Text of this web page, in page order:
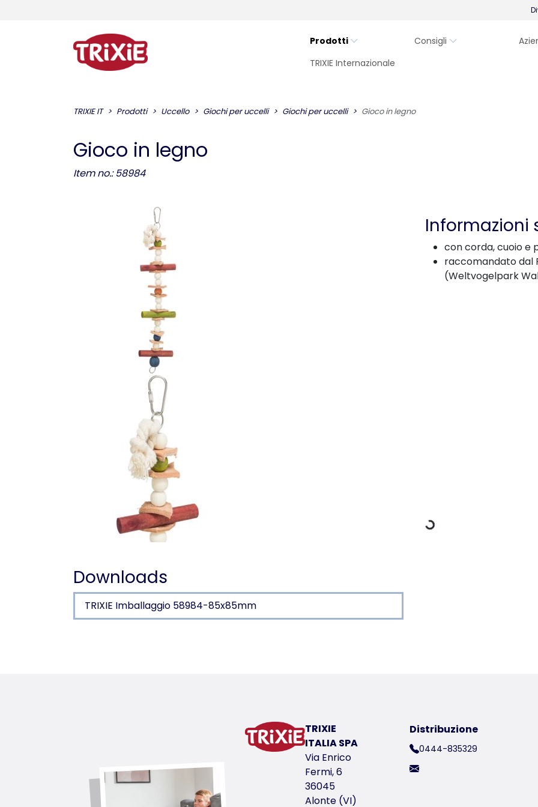
Prodotti Consigli
TRIXIE Internazionale
TRIXIE IT Prodotti Uccello Giochi per uccelli Giochi per uccelli Gioco in legno
Gioco in legno
Item no.: 58984
Informazioni
con corda, cuoio e
raccomandato dal
(Weltvogelpark
Dati di carico
Downloads
TRIXIE Imballaggio 58984-85x85mm
variante di prodotto: numero unico del prodotto 58984
Misure
28 cm
TRIXIE
ITALIA SPA
Via Enrico
Fermi, 6
36045
Alonte (VI)
Distribuzione
0444-835329